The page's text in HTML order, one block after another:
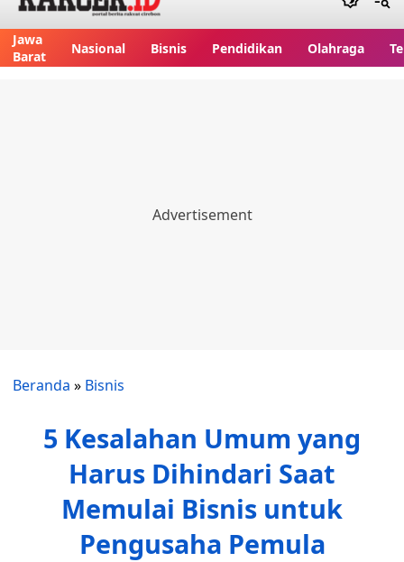
Jawa
Barat
Nasional Bisnis Pendidikan Olahraga
Beranda » Bisnis
5 Kesalahan Umum yang
Harus Dihindari Saat
Memulai Bisnis untuk
Pengusaha Pemula